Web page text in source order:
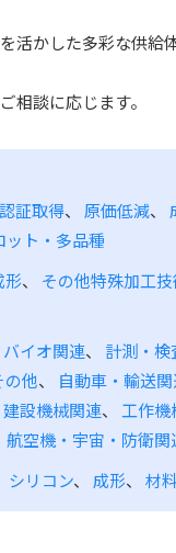
活かした多彩な供給
相談に応じます。
証取得、 原価低減、
ット・多品種
形、 その他特殊加工
イオ関連、 計測・
の他、 自動車・輸送
建設機械関連、 工作機
航空機・宇宙・防衛関
シリコン、 成形、 材